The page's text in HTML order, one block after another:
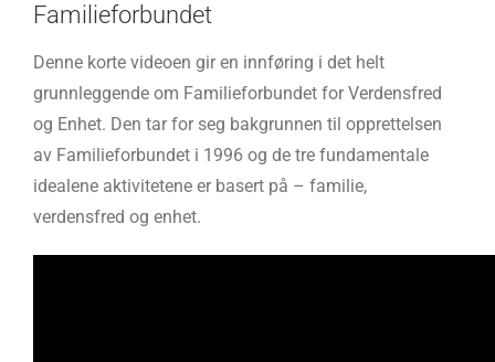
Familieforbundet
Denne korte videoen gir en innføring i det helt
grunnleggende om Familieforbundet for Verdensfred
og Enhet. Den tar for seg bakgrunnen til opprettelsen
av Familieforbundet i 1996 og de tre fundamentale
idealene aktivitetene er basert på – familie,
verdensfred og enhet.